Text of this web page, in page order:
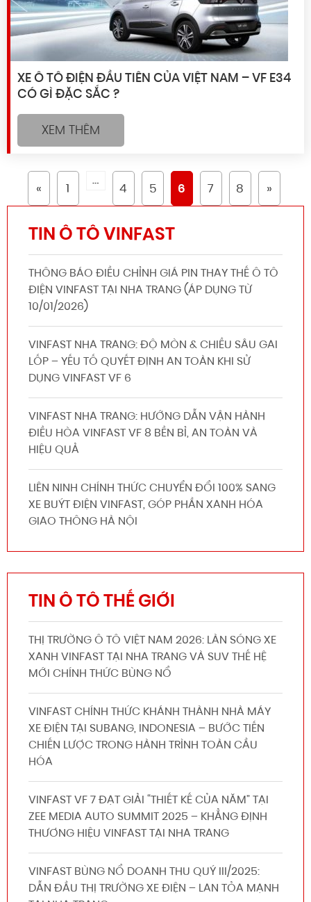
XE Ô TÔ ĐIỆN ĐẦU TIÊN CỦA VIỆT NAM – VF E34
CÓ GÌ ĐẶC SẮC ?
XEM THÊM
« 1
…
4 5 6 7 8 »
TIN Ô TÔ VINFAST
THÔNG BÁO ĐIỀU CHỈNH GIÁ PIN THAY THẾ Ô TÔ
ĐIỆN VINFAST TẠI NHA TRANG (ÁP DỤNG TỪ
10/01/2026)
VINFAST NHA TRANG: ĐỘ MÒN & CHIỀU SÂU GAI
LỐP – YẾU TỐ QUYẾT ĐỊNH AN TOÀN KHI SỬ
DỤNG VINFAST VF 6
VINFAST NHA TRANG: HƯỚNG DẪN VẬN HÀNH
ĐIỀU HÒA VINFAST VF 8 BỀN BỈ, AN TOÀN VÀ
HIỆU QUẢ
LIÊN NINH CHÍNH THỨC CHUYỂN ĐỔI 100% SANG
XE BUÝT ĐIỆN VINFAST, GÓP PHẦN XANH HÓA
GIAO THÔNG HÀ NỘI
TIN Ô TÔ THẾ GIỚI
THỊ TRƯỜNG Ô TÔ VIỆT NAM 2026: LÀN SÓNG XE
XANH VINFAST TẠI NHA TRANG VÀ SUV THẾ HỆ
MỚI CHÍNH THỨC BÙNG NỔ
VINFAST CHÍNH THỨC KHÁNH THÀNH NHÀ MÁY
XE ĐIỆN TẠI SUBANG, INDONESIA – BƯỚC TIẾN
CHIẾN LƯỢC TRONG HÀNH TRÌNH TOÀN CẦU
HÓA
VINFAST VF 7 ĐẠT GIẢI “THIẾT KẾ CỦA NĂM” TẠI
ZEE MEDIA AUTO SUMMIT 2025 – KHẲNG ĐỊNH
THƯƠNG HIỆU VINFAST TẠI NHA TRANG
VINFAST BÙNG NỔ DOANH THU QUÝ III/2025:
DẪN ĐẦU THỊ TRƯỜNG XE ĐIỆN – LAN TỎA MẠNH